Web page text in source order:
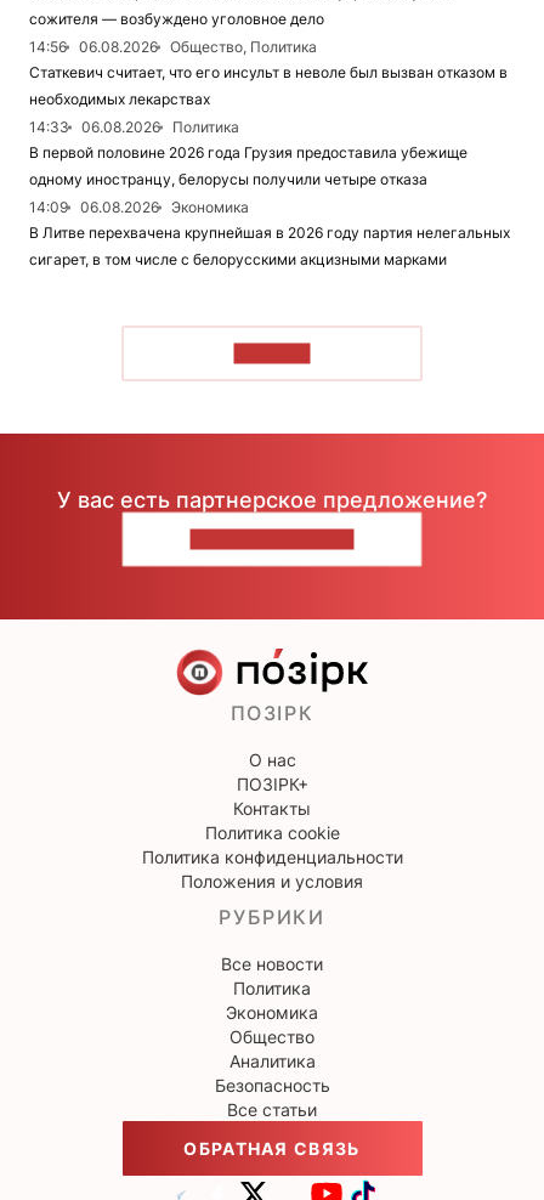
сожителя — возбуждено уголовное дело
14:56
06.08.2026
Общество, Политика
Статкевич считает, что его инсульт в неволе был вызван отказом в
необходимых лекарствах
14:33
06.08.2026
Политика
В первой половине 2026 года Грузия предоставила убежище
одному иностранцу, белорусы получили четыре отказа
14:09
06.08.2026
Экономика
В Литве перехвачена крупнейшая в 2026 году партия нелегальных
сигарет, в том числе с белорусскими акцизными марками
У вас есть партнерское предложение?
ПОЗІРК
О нас
ПОЗІРК+
Контакты
Политика cookie
Политика конфиденциальности
Положения и условия
РУБРИКИ
Все новости
Политика
Экономика
Общество
Аналитика
Безопасность
Все статьи
ОБРАТНАЯ СВЯЗЬ